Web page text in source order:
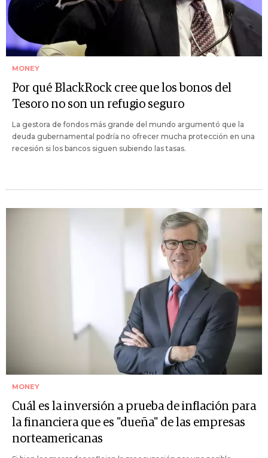
MONEY
Por qué BlackRock cree que los bonos del
Tesoro no son un refugio seguro
La gestora de fondos más grande del mundo argumentó que la
deuda gubernamental podría no ofrecer mucha protección en una
recesión si los bancos siguen subiendo las tasas.
MONEY
Cuál es la inversión a prueba de inflación para
la financiera que es "dueña" de las empresas
norteamericanas